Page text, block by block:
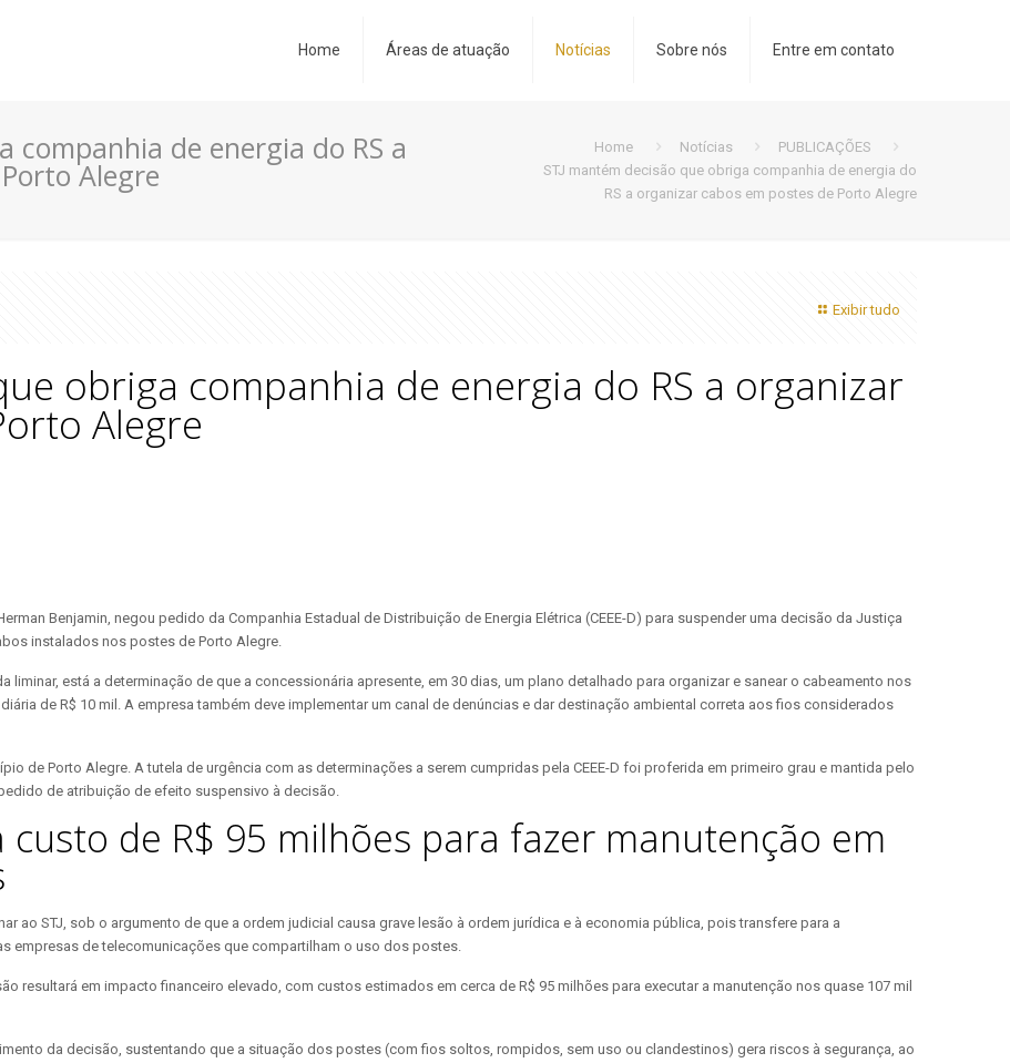
Home Áreas de atuação Notícias Sobre nós Entre em contato
companhia de energia do RS a
Alegre
Home Notícias
PUBLICAÇÕES
STJ mantém decisão que obriga companhia de energia do
RS a organizar cabos em postes de Porto Alegre
Exibir tudo
obriga companhia de energia do RS a organizar
Alegre
Benjamin, negou pedido da Companhia Estadual de Distribuição de Energia Elétrica (CEEE-D) para suspender uma decisão da Justiça
instalados nos postes de Porto Alegre.
liminar, está a determinação de que a concessionária apresente, em 30 dias, um plano detalhado para organizar e sanear o cabeamento nos
de R$ 10 mil. A empresa também deve implementar um canal de denúncias e dar destinação ambiental correta aos fios considerados
de Porto Alegre. A tutela de urgência com as determinações a serem cumpridas pela CEEE-D foi proferida em primeiro grau e mantida pelo
de atribuição de efeito suspensivo à decisão.
de R$ 95 milhões para fazer manutenção em
ao STJ, sob o argumento de que a ordem judicial causa grave lesão à ordem jurídica e à economia pública, pois transfere para a
empresas de telecomunicações que compartilham o uso dos postes.
resultará em impacto financeiro elevado, com custos estimados em cerca de R$ 95 milhões para executar a manutenção nos quase 107 mil
da decisão, sustentando que a situação dos postes (com fios soltos, rompidos, sem uso ou clandestinos) gera riscos à segurança, ao